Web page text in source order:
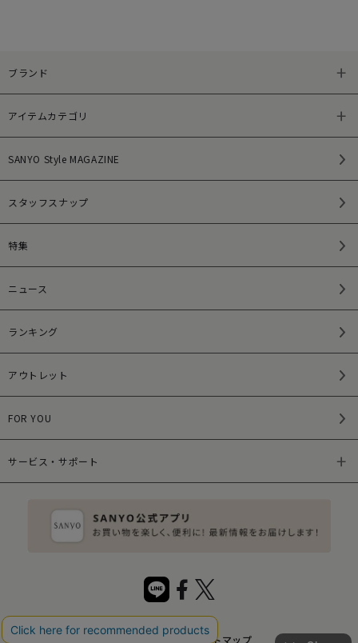
ブランド
アイテムカテゴリ
SANYO Style MAGAZINE
スタッフスナップ
特集
ニュース
ランキング
アウトレット
FOR YOU
サービス・サポート
特定商取引法について サイトマップ